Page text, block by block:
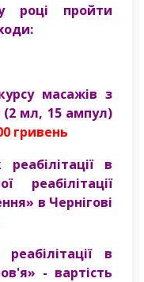
році пройти
масажів з
(2 мл, 15 ампул)
гривень
в
реабілітації
в Чернігові
в
- вартість